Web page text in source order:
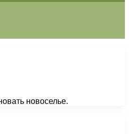
новоселье.